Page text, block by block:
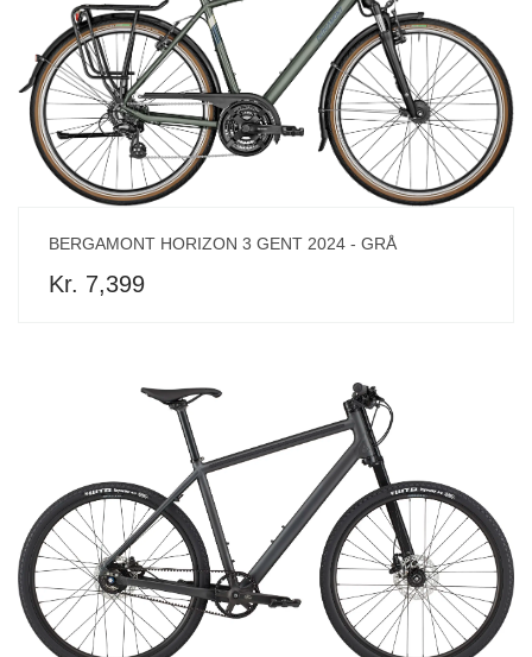
BERGAMONT HORIZON 3 GENT 2024 - GRÅ
Kr. 7,399